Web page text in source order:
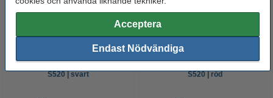
Acceptera
Endast Nödvändiga
Fineliner 0.8mm | Pentel Sign
S520 | svart
Fineliner 0.8mm | Pentel Sign
S520 | röd